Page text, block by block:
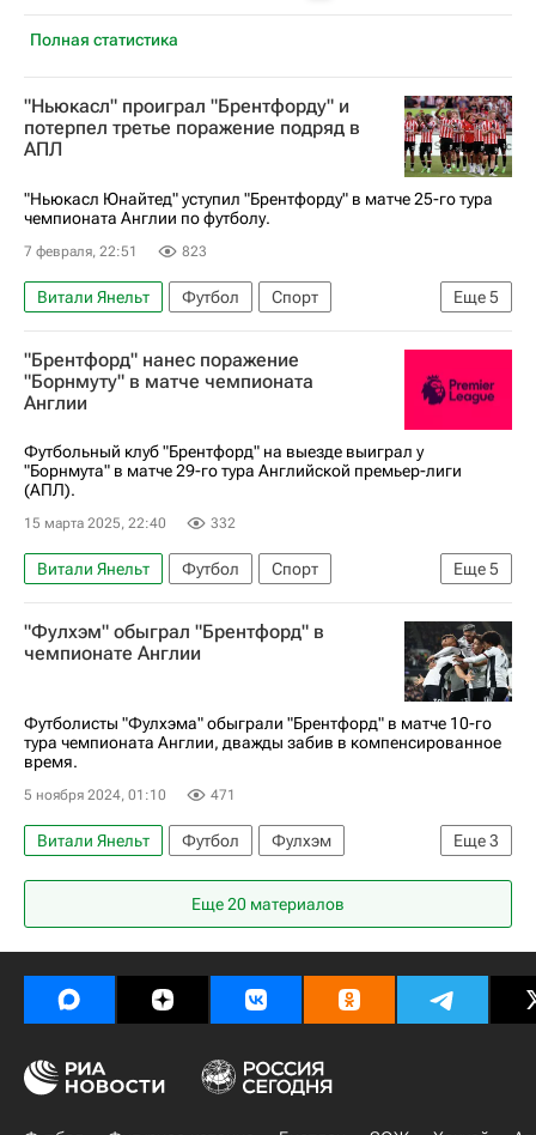
Полная статистика
"Ньюкасл" проиграл "Брентфорду" и
потерпел третье поражение подряд в
АПЛ
"Ньюкасл Юнайтед" уступил "Брентфорду" в матче 25-го тура
чемпионата Англии по футболу.
7 февраля, 22:51 823
Еще5
Витали Янельт Футбол
Спорт
Ньюкасл-апон-Тайн
Свен Ботман
Ньюкасл Юнайтед
Брентфорд
АПЛ 2026-2027 (Чемпионат Англии по футболу)
"Брентфорд" нанес поражение
"Борнмуту" в матче чемпионата
Англии
Футбольный клуб "Брентфорд" на выезде выиграл у
"Борнмута" в матче 29-го тура Английской премьер-лиги
(АПЛ).
15 марта 2025, 22:40 332
Еще5
Витали Янельт Футбол
Спорт
Йоан Висса
Кристиан Нергор
Борнмут
Брентфорд
АПЛ 2026-2027 (Чемпионат Англии по футболу)
"Фулхэм" обыграл "Брентфорд" в
чемпионате Англии
Футболисты "Фулхэма" обыграли "Брентфорд" в матче 10-го
тура чемпионата Англии, дважды забив в компенсированное
время.
5 ноября 2024, 01:10 471
Еще3
Витали Янельт Футбол
Фулхэм
Брентфорд
АПЛ 2026-2027 (Чемпионат Англии по футболу)
Спорт
Еще 20 материалов